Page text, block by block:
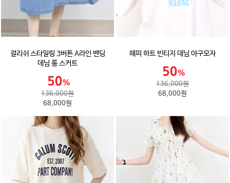
걸리쉬 스타일링 3버튼 A라인 밴딩
데님 롱 스커트
136,000원
68,000원
해피 하트 빈티지 데님 야구모자
136,000원
68,000원